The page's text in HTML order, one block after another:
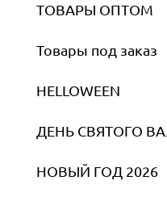
ТОВАРЫ ОПТОМ
Товары под заказ
HELLOWEEN
ДЕНЬ СВЯТОГО
НОВЫЙ ГОД 2026